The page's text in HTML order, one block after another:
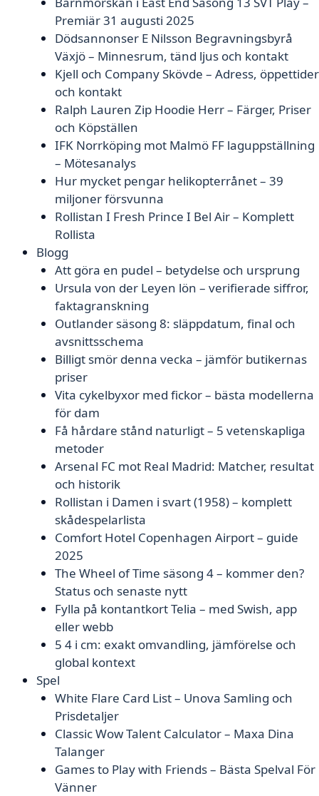
Premiär 31 augusti 2025
Dödsannonser E Nilsson Begravningsbyrå
Växjö – Minnesrum, tänd ljus och kontakt
Kjell och Company Skövde – Adress, öppettider
och kontakt
Ralph Lauren Zip Hoodie Herr – Färger, Priser
och Köpställen
IFK Norrköping mot Malmö FF laguppställning
– Mötesanalys
Hur mycket pengar helikopterrånet – 39
miljoner försvunna
Rollistan I Fresh Prince I Bel Air – Komplett
Rollista
Blogg
Att göra en pudel – betydelse och ursprung
Ursula von der Leyen lön – verifierade siffror,
faktagranskning
Outlander säsong 8: släppdatum, final och
avsnittsschema
Billigt smör denna vecka – jämför butikernas
priser
Vita cykelbyxor med fickor – bästa modellerna
för dam
Få hårdare stånd naturligt – 5 vetenskapliga
metoder
Arsenal FC mot Real Madrid: Matcher, resultat
och historik
Rollistan i Damen i svart (1958) – komplett
skådespelarlista
Comfort Hotel Copenhagen Airport – guide
2025
The Wheel of Time säsong 4 – kommer den?
Status och senaste nytt
Fylla på kontantkort Telia – med Swish, app
eller webb
5 4 i cm: exakt omvandling, jämförelse och
global kontext
Spel
White Flare Card List – Unova Samling och
Prisdetaljer
Classic Wow Talent Calculator – Maxa Dina
Talanger
Games to Play with Friends – Bästa Spelval För
Vänner